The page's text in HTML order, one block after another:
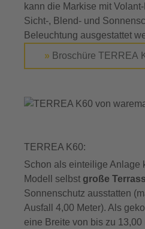
kann die Markise mit
Sicht-, Blend- und
Beleuchtung ausgestattet
» Broschüre TERREA
TERREA K60:
Schon als einteilige Anlage
Modell selbst große
Sonnenschutz ausstatten
Ausfall 4,00 Meter). Als
eine Breite von bis zu 13,00